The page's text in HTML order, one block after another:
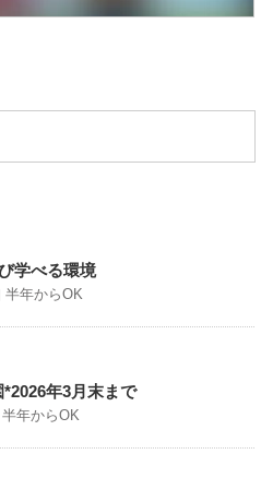
学べる環境
半年からOK
年3月末まで
半年からOK